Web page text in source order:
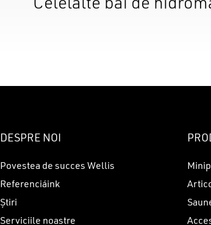
Celelalte băi de
DESPRE NOI
Povestea de succes Wellis
Referenciáink
Știri
Serviciile noastre